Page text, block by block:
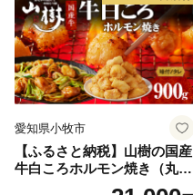
愛知県小牧市
【ふるさと納税】山樹の国産
牛白ころホルモン焼き（丸